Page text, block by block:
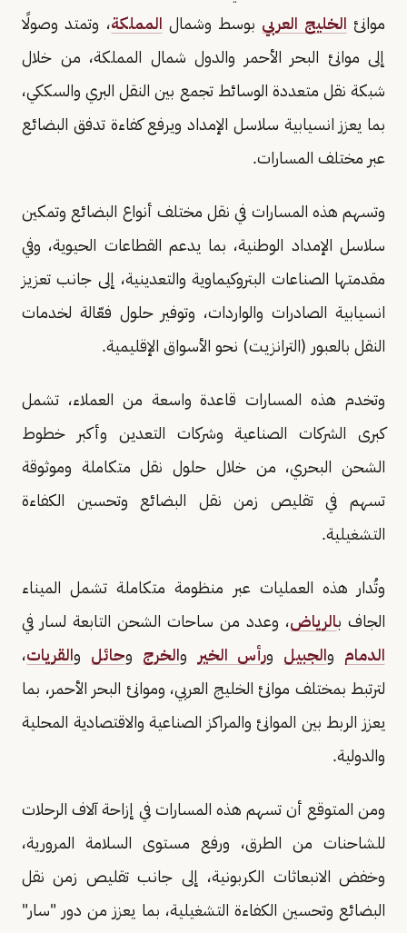
موانئ الخليج العربي بوسط وشمال المملكة، وتمتد وصولًا
إلى موانئ البحر الأحمر والدول شمال المملكة، من خلال
شبكة نقل متعددة الوسائط تجمع بين النقل البري والسككي،
بما يعزز انسيابية سلاسل الإمداد ويرفع كفاءة تدفق البضائع
عبر مختلف المسارات.
وتسهم هذه المسارات في نقل مختلف أنواع البضائع وتمكين
سلاسل الإمداد الوطنية، بما يدعم القطاعات الحيوية، وفي
مقدمتها الصناعات البتروكيماوية والتعدينية، إلى جانب تعزيز
انسيابية الصادرات والواردات، وتوفير حلول فعّالة لخدمات
النقل بالعبور (الترانزيت) نحو الأسواق الإقليمية.
وتخدم هذه المسارات قاعدة واسعة من العملاء، تشمل
كبرى الشركات الصناعية وشركات التعدين وأكبر خطوط
الشحن البحري، من خلال حلول نقل متكاملة وموثوقة
تسهم في تقليص زمن نقل البضائع وتحسين الكفاءة
التشغيلية.
وتُدار هذه العمليات عبر منظومة متكاملة تشمل الميناء
الجاف بالرياض، وعدد من ساحات الشحن التابعة لسار في
الدمام والجبيل ورأس الخير والخرج وحائل والقريات،
لترتبط بمختلف موانئ الخليج العربي، وموانئ البحر الأحمر، بما
يعزز الربط بين الموانئ والمراكز الصناعية والاقتصادية المحلية
والدولية.
ومن المتوقع أن تسهم هذه المسارات في إزاحة آلاف الرحلات
للشاحنات من الطرق، ورفع مستوى السلامة المرورية،
وخفض الانبعاثات الكربونية، إلى جانب تقليص زمن نقل
البضائع وتحسين الكفاءة التشغيلية، بما يعزز من دور "سار"